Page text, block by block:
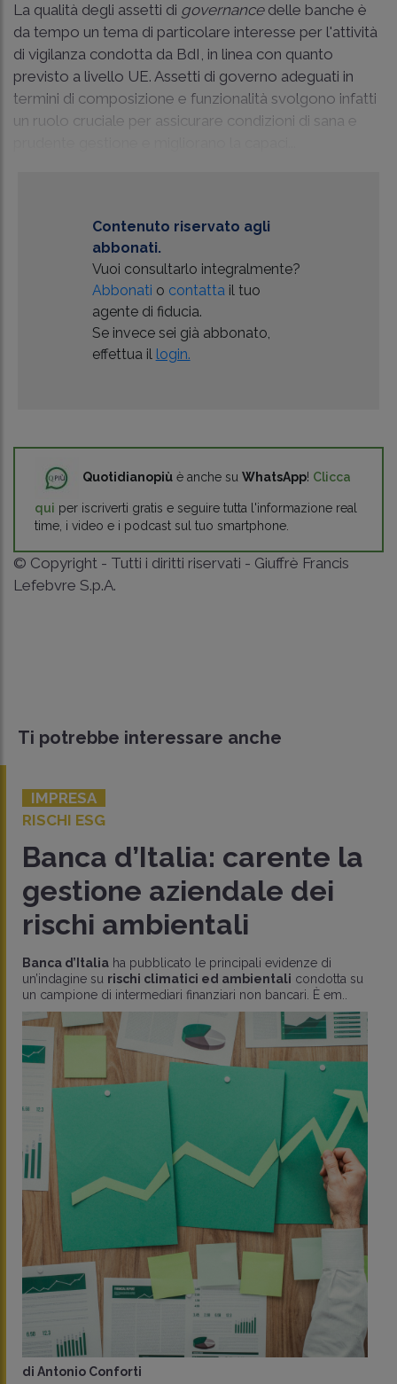
La qualità degli assetti di governancedelle banche è
da tempo un tema di particolare interesse per l'attività
di vigilanza condotta da BdI, in linea con quanto
previsto a livello UE. Assetti di governo adeguati in
termini di composizione e funzionalità svolgono infatti
un ruolo cruciale per assicurare condizioni di sana e
Contenuto riservato agli
abbonati.
Vuoi consultarlo integralmente?
Abbonati o contattail tuo
agente di fiducia.
Se invece sei già abbonato,
effettua il login.
Quotidianopiù è anche su WhatsApp! Clicca
qui per iscriverti gratis e seguire tutta l'informazione real
time, i video e i podcast sul tuo smartphone.
© Copyright - Tutti i diritti riservati - Giuffrè Francis
Lefebvre S.p.A.
Ti potrebbe interessare anche
IMPRESA
RISCHI ESG
Banca d’Italia: carente la
gestione aziendale dei
rischi ambientali
Banca d’Italia ha pubblicato le principali evidenze di
un’indagine su rischi climatici ed ambientali condotta su
un campione di intermediari finanziari non bancari. È em..
di Antonio Conforti